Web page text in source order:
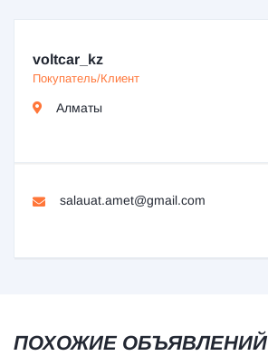
voltcar_kz
Покупатель/Клиент
Алматы
salauat.amet@gmail.com
ПОХОЖИЕ ОБЪЯВЛЕНИЙ